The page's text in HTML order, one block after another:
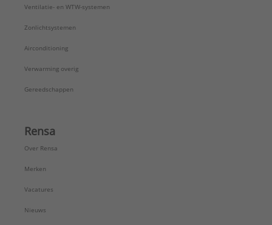
Ventilatie- en WTW-systemen
Zonlichtsystemen
Airconditioning
Verwarming overig
Gereedschappen
Rensa
Over Rensa
Merken
Vacatures
Nieuws